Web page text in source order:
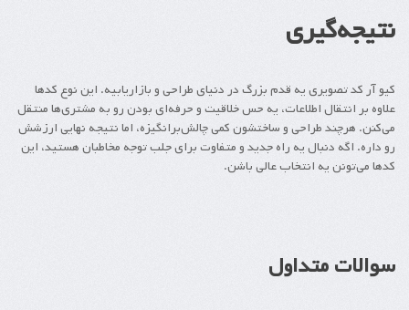
نتیجه‌گیری
کیو آر کد تصویری یه قدم بزرگ در دنیای طراحی و بازاریابیه. این نوع کدها
علاوه بر انتقال اطلاعات، یه حس خلاقیت و حرفه‌ای بودن رو به مشتری‌ها منتقل
می‌کنن. هرچند طراحی و ساختشون کمی چالش‌برانگیزه، اما نتیجه نهایی ارزشش
رو داره. اگه دنبال یه راه جدید و متفاوت برای جلب توجه مخاطبان هستید، این
کدها می‌تونن یه انتخاب عالی باشن.
سوالات متداول